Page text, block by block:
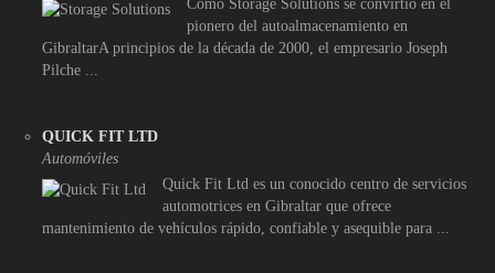
Cómo Storage Solutions se convirtió en el
pionero del autoalmacenamiento en
GibraltarA principios de la década de 2000, el empresario Joseph
Pilche ...
QUICK FIT LTD
Automóviles
Quick Fit Ltd es un conocido centro de servicios
automotrices en Gibraltar que ofrece
mantenimiento de vehículos rápido, confiable y asequible para ...